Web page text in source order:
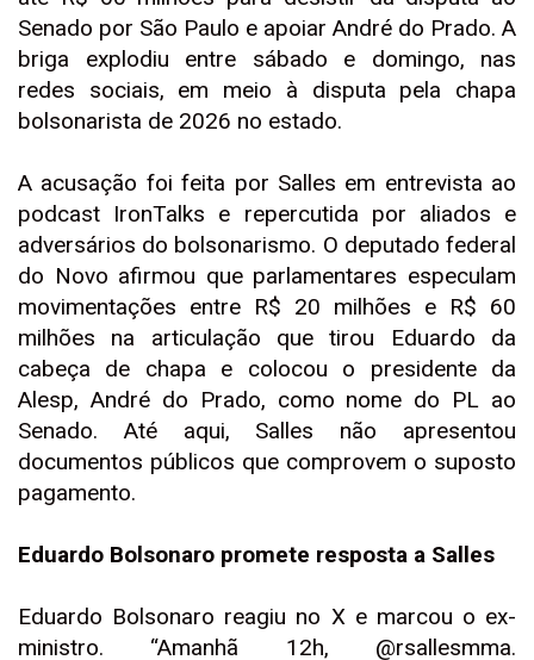
Senado por São Paulo e apoiar André do Prado. A
briga explodiu entre sábado e domingo, nas
redes sociais, em meio à disputa pela chapa
bolsonarista de 2026 no estado.
A acusação foi feita por Salles em entrevista ao
podcast IronTalks e repercutida por aliados e
adversários do bolsonarismo. O deputado federal
do Novo afirmou que parlamentares especulam
movimentações entre R$ 20 milhões e R$ 60
milhões na articulação que tirou Eduardo da
cabeça de chapa e colocou o presidente da
Alesp, André do Prado, como nome do PL ao
Senado. Até aqui, Salles não apresentou
documentos públicos que comprovem o suposto
pagamento.
Eduardo Bolsonaro promete resposta a Salles
Eduardo Bolsonaro reagiu no X e marcou o ex-
ministro. “Amanhã 12h, @rsallesmma.